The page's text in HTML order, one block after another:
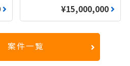
¥15,000,000
案件一覧